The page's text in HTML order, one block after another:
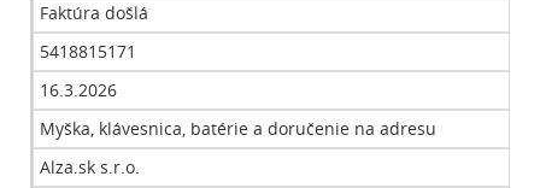
Faktúra došlá
5418815171
16.3.2026
Myška, klávesnica, batérie a doručenie na adresu
Alza.sk s.r.o.